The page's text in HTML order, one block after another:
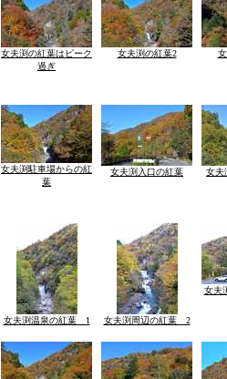
女夫渕の紅葉はピーク
過ぎ
女夫渕の紅葉2
女夫渕駐車場からの紅
葉
女夫渕入口の紅葉 女夫
女夫渕温泉の紅葉 1 女夫渕周辺の紅葉 2
女夫